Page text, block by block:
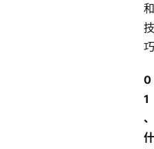
和
技
巧
0
1
、
什